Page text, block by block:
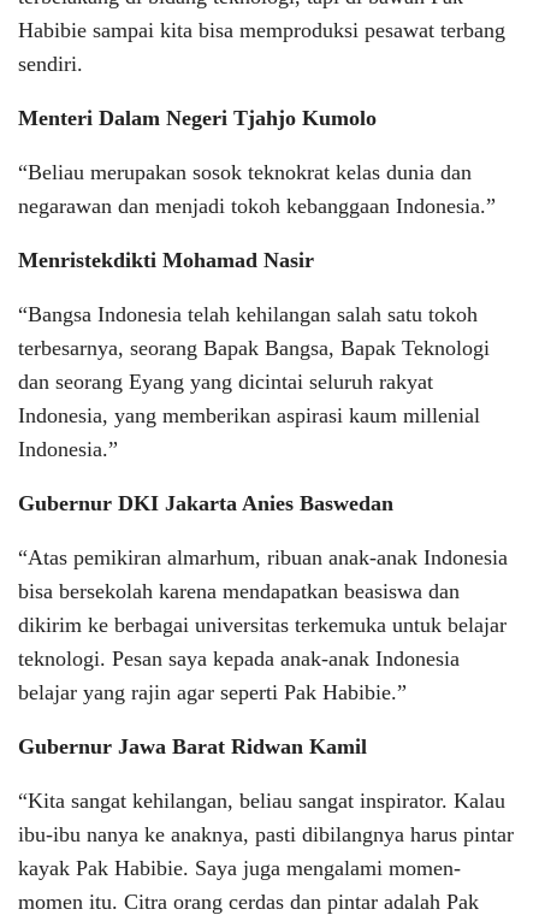
Habibie sampai kita bisa memproduksi pesawat terbang
sendiri.
Menteri Dalam Negeri Tjahjo Kumolo
“Beliau merupakan sosok teknokrat kelas dunia dan
negarawan dan menjadi tokoh kebanggaan Indonesia.”
Menristekdikti Mohamad Nasir
“Bangsa Indonesia telah kehilangan salah satu tokoh
terbesarnya, seorang Bapak Bangsa, Bapak Teknologi
dan seorang Eyang yang dicintai seluruh rakyat
Indonesia, yang memberikan aspirasi kaum millenial
Indonesia.”
Gubernur DKI Jakarta Anies Baswedan
“Atas pemikiran almarhum, ribuan anak-anak Indonesia
bisa bersekolah karena mendapatkan beasiswa dan
dikirim ke berbagai universitas terkemuka untuk belajar
teknologi. Pesan saya kepada anak-anak Indonesia
belajar yang rajin agar seperti Pak Habibie.”
Gubernur Jawa Barat Ridwan Kamil
“Kita sangat kehilangan, beliau sangat inspirator. Kalau
ibu-ibu nanya ke anaknya, pasti dibilangnya harus pintar
kayak Pak Habibie. Saya juga mengalami momen-
momen itu. Citra orang cerdas dan pintar adalah Pak